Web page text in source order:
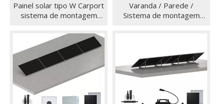
Painel solar tipo W Carport
sistema de montagem
Varanda / Parede /
Sistema de montagem
casa